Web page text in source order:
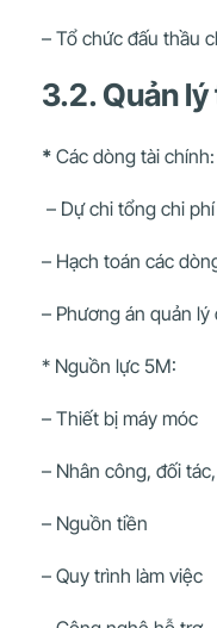
– Tổ chức đấu thầu
3.2. Quản
* Các dòng tài chính:
– Dự chi tổng chi
– Hạch toán các
– Phương án quản
* Nguồn lực 5M:
– Thiết bị máy móc
– Nhân công, đối
– Nguồn tiền
– Quy trình làm việc